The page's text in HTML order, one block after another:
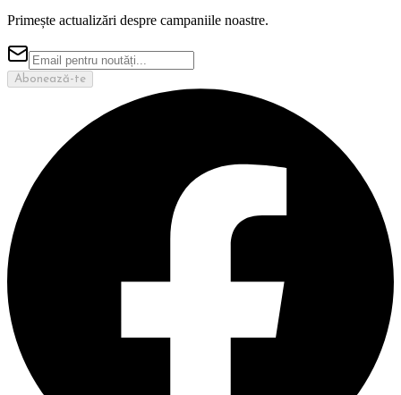
Primește actualizări despre campaniile noastre.
Abonează-te